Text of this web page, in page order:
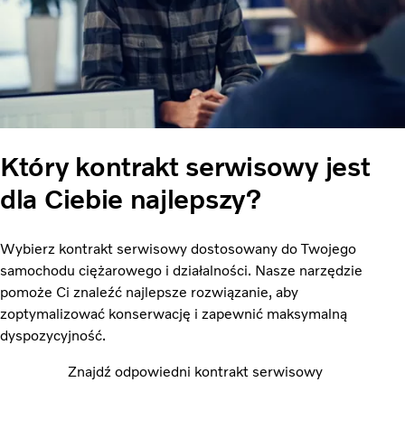
Który kontrakt serwisowy jest
dla Ciebie najlepszy?
Wybierz kontrakt serwisowy dostosowany do Twojego
samochodu ciężarowego i działalności. Nasze narzędzie
pomoże Ci znaleźć najlepsze rozwiązanie, aby
zoptymalizować konserwację i zapewnić maksymalną
dyspozycyjność.
Znajdź odpowiedni kontrakt serwisowy